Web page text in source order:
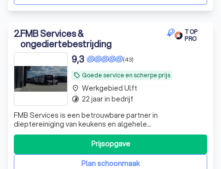
2.FMB Services &
ongediertebestrijding
TOP
PRO
local_offer Goede service en scherpe prijs
(43)
9,3
FMB Services is een betrouwbare partner in
dieptereiniging van keukens en algehele
plaagdierbeheersing. Onze specialisten zijn VCA, IPM en
NBC gecertificeerd en hebben jarenlange ervaring in hun
vakgebied. Wij zijn landelijk actief voor een dieptereiniging
en voor de ongediertebestrijding voorname
Plan schoonmaak
Prijsopgave
place Werkgebied Ulft
timelapse 22 jaar in bedrijf